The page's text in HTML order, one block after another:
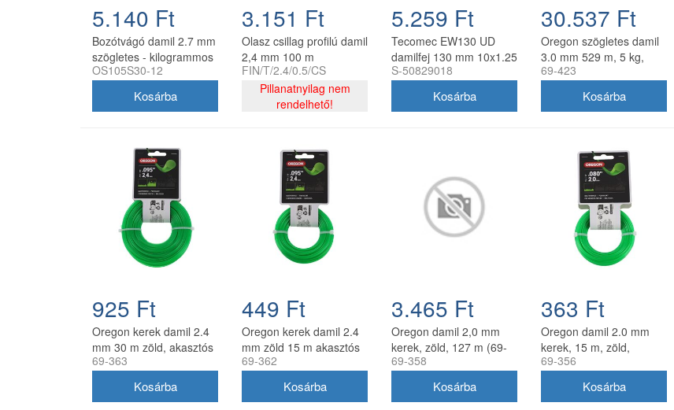
5.140 Ft
Bozótvágó damil 2.7 mm
szögletes - kilogrammos
kiszerelés
OS105S30-12
3.151 Ft
Olasz csillag profilú damil
2,4 mm 100 m
FIN/T/2.4/0.5/CS
Pillanatnyilag nem
rendelhető!
5.259 Ft
Tecomec EW130 UD
damilfej 130 mm 10x1.25
balos belső menettel
S-50829018
30.537 Ft
Oregon szögletes damil
3.0 mm 529 m, 5 kg,
zöld
69-423
925 Ft
Oregon kerek damil 2.4
mm 30 m zöld, akasztós
kiszerelés
69-363
449 Ft
Oregon kerek damil 2.4
mm zöld 15 m akasztós
kiszerelésben
69-362
3.465 Ft
Oregon damil 2,0 mm
kerek, zöld, 127 m (69-
358)
69-358
363 Ft
Oregon damil 2.0 mm
kerek, 15 m, zöld,
akasztós kiszerelés
69-356